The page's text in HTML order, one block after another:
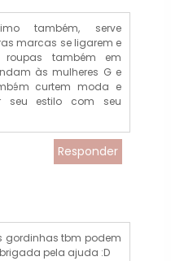
também, serve
marcas se ligarem e
roupas também em
às mulheres G e
curtem moda e
seu estilo com seu
Responder
gordinhas tbm podem
pela ajuda :D